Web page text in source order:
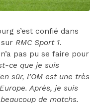
s’est confié dans
RMC Sport 1.
pas pu se faire pour
ce que je suis
sûr, l’OM est une très
Après, je suis
de matchs.